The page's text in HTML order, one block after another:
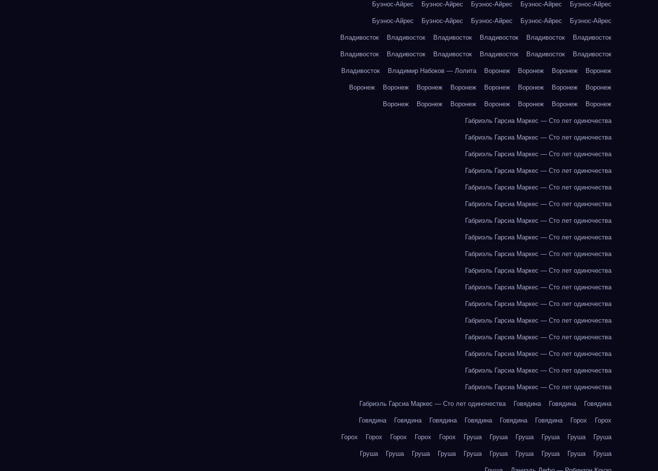
Буэнос-Айрес Буэнос-Айрес Буэнос-Айрес Буэнос-Айрес Буэнос-Айрес
Буэнос-Айрес Буэнос-Айрес Буэнос-Айрес Буэнос-Айрес Буэнос-Айрес
Владивосток Владивосток Владивосток Владивосток Владивосток Владивосток
Владивосток Владивосток Владивосток Владивосток Владивосток Владивосток
Владивосток Владимир Набоков — Лолита Воронеж Воронеж Воронеж Воронеж
Воронеж Воронеж Воронеж Воронеж Воронеж Воронеж Воронеж Воронеж
Воронеж Воронеж Воронеж Воронеж Воронеж Воронеж Воронеж
Габриэль Гарсиа Маркес — Сто лет одиночества
Габриэль Гарсиа Маркес — Сто лет одиночества
Габриэль Гарсиа Маркес — Сто лет одиночества
Габриэль Гарсиа Маркес — Сто лет одиночества
Габриэль Гарсиа Маркес — Сто лет одиночества
Габриэль Гарсиа Маркес — Сто лет одиночества
Габриэль Гарсиа Маркес — Сто лет одиночества
Габриэль Гарсиа Маркес — Сто лет одиночества
Габриэль Гарсиа Маркес — Сто лет одиночества
Габриэль Гарсиа Маркес — Сто лет одиночества
Габриэль Гарсиа Маркес — Сто лет одиночества
Габриэль Гарсиа Маркес — Сто лет одиночества
Габриэль Гарсиа Маркес — Сто лет одиночества
Габриэль Гарсиа Маркес — Сто лет одиночества
Габриэль Гарсиа Маркес — Сто лет одиночества
Габриэль Гарсиа Маркес — Сто лет одиночества
Габриэль Гарсиа Маркес — Сто лет одиночества
Габриэль Гарсиа Маркес — Сто лет одиночества Говядина Говядина Говядина
Говядина Говядина Говядина Говядина Говядина Говядина Горох Горох
Горох Горох Горох Горох Горох Груша Груша Груша Груша Груша Груша
Груша Груша Груша Груша Груша Груша Груша Груша Груша Груша